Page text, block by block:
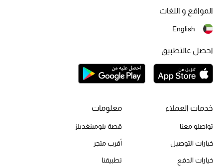
أحذية مختارة
جميع مستحضرات الجمال
الأكثر مبيعاً
خدمات العملاء
تواصلو معنا
خيارات التوصيل
خيارات الدفع
معلومات
قصة بلومينغديلز
أقرب متجر
تطبيقنا
المواقع و اللغات
English
احصل عالتطبيق